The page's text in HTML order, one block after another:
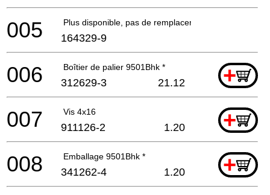
Plus disponible, pas de remplacement
005 164329-9
Boîtier de palier 9501Bhk * +
006 312629-3 21.12
Vis 4x16 +
007 911126-2 1.20
Emballage 9501Bhk * +
008 341262-4 1.20